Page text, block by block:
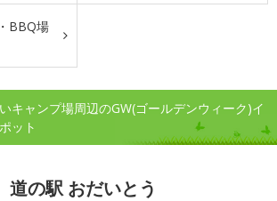
BBQ場
キャンプ場周辺のGW(ゴールデンウィーク)イ
ット
道の駅 おだいとう